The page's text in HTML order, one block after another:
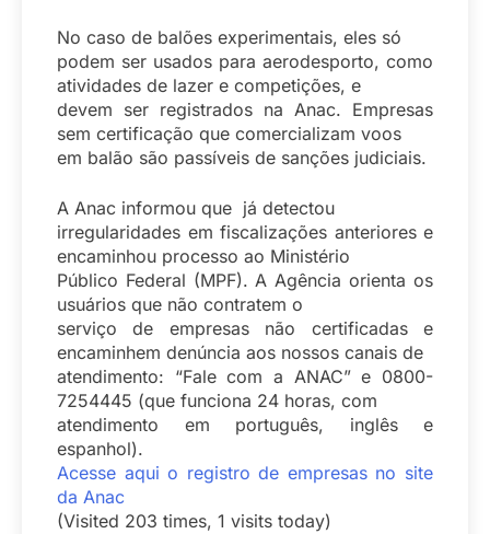
No caso de balões experimentais, eles só
podem ser usados para aerodesporto, como
atividades de lazer e competições, e
devem ser registrados na Anac. Empresas
sem certificação que comercializam voos
em balão são passíveis de sanções judiciais.
A Anac informou que já detectou
irregularidades em fiscalizações anteriores e
encaminhou processo ao Ministério
Público Federal (MPF). A Agência orienta os
usuários que não contratem o
serviço de empresas não certificadas e
encaminhem denúncia aos nossos canais de
atendimento: “Fale com a ANAC” e 0800-
7254445 (que funciona 24 horas, com
atendimento em português, inglês e
espanhol).
Acesse aqui o registro de empresas no site
da Anac
(Visited 203 times, 1 visits today)